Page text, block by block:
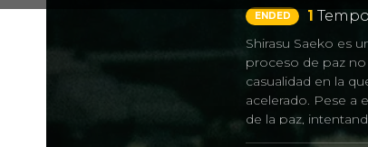
ENDED 1
Shirasu Saeko es
proceso de paz no
casualidad en la
acelerado. Pese a
de la paz,
(SDC) con